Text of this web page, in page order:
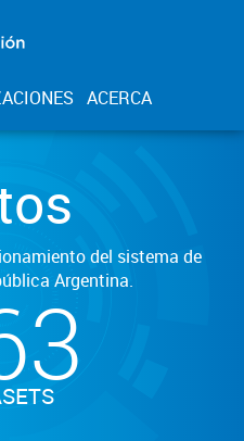
ACERCA
del sistema de
Argentina.